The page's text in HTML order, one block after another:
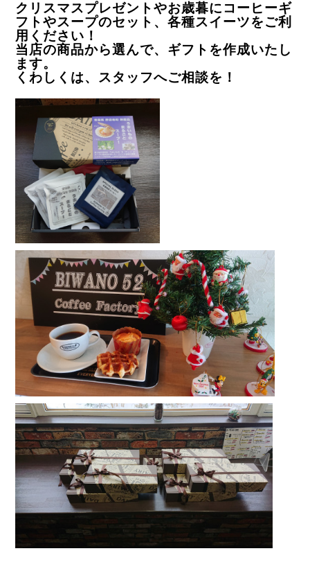
クリスマスプレゼントやお歳暮にコーヒーギ
フトやスープのセット、各種スイーツをご利
用ください！
当店の商品から選んで、ギフトを作成いたし
ます。
くわしくは、スタッフへご相談を！